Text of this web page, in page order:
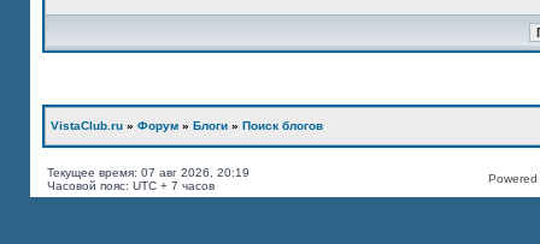
VistaClub.ru » Форум » Блоги » Поиск блогов
Текущее время: 07 авг 2026, 20:19
Часовой пояс: UTC + 7 часов